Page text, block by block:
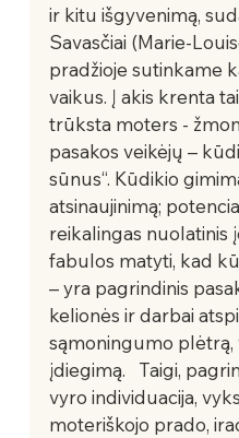
ir kitu išgyvenimą,
Savasčiai (Marie-
pradžioje sutinkame
vaikus. Į akis krenta
trūksta moters -
pasakos veikėjų –
sūnus“. Kūdikio
atsinaujinimą;
reikalingas nuolatinis
fabulos matyti, kad
– yra pagrindinis
kelionės ir darbai
sąmoningumo
įdiegimą.   Taigi,
vyro individuacija,
moteriškojo prado,